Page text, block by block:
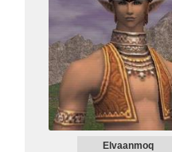
Elvaanmoq